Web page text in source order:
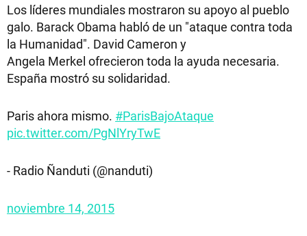
Los líderes mundiales mostraron su apoyo al pueblo
galo. Barack Obama habló de un "ataque contra toda
la Humanidad". David Cameron y
Angela Merkel ofrecieron toda la ayuda necesaria.
España mostró su solidaridad.
Paris ahora mismo. #ParisBajoAtaque
pic.twitter.com/PgNlYryTwE
- Radio Ñanduti (@nanduti)
noviembre 14, 2015